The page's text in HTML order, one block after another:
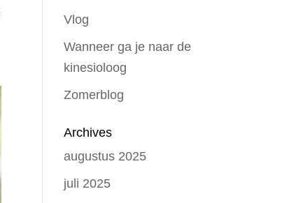
Vlog
Wanneer ga je naar de
kinesioloog
Zomerblog
Archives
augustus 2025
juli 2025